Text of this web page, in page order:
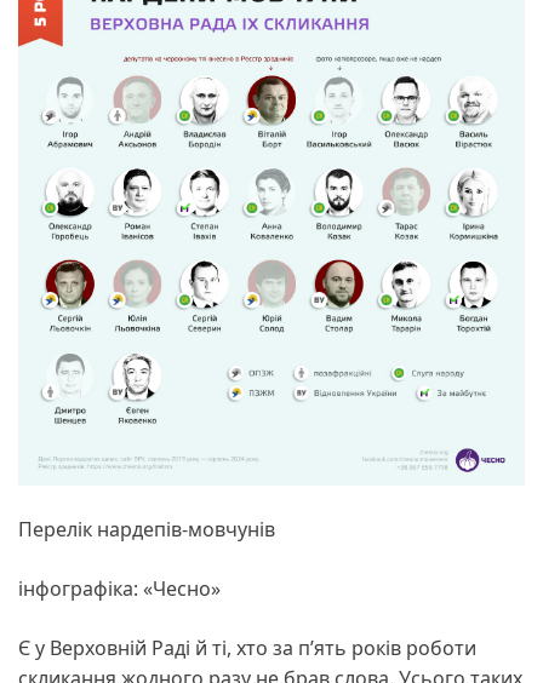
Перелік нардепів-мовчунів
інфографіка: «Чесно»
Є у Верховній Раді й ті, хто за п’ять років роботи